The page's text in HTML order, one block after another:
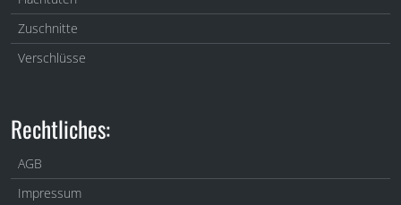
Zuschnitte
Verschlüsse
Rechtliches:
AGB
Impressum